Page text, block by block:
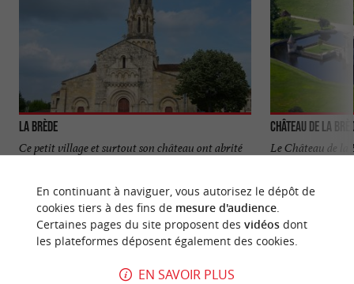
La Brède
Ce petit village et surtout son château ont abrité
3,8 km - La Brède
Château de La
Le Château de la
En continuant à naviguer, vous autorisez le dépôt de
cookies tiers à des fins de mesure d'audience.
Certaines pages du site proposent des vidéosdont
les plateformes déposent également des cookies.
EN SAVOIR PLUS